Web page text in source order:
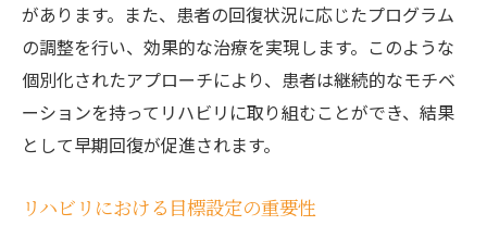
があります。また、患者の回復状況に応じたプログラム
の調整を行い、効果的な治療を実現します。このような
個別化されたアプローチにより、患者は継続的なモチベ
ーションを持ってリハビリに取り組むことができ、結果
として早期回復が促進されます。
リハビリにおける目標設定の重要性